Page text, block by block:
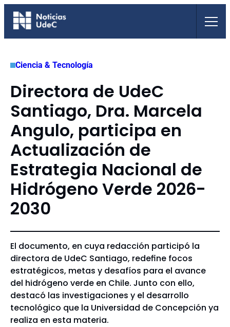
Saltar
Ciencia & Tecnología
Directora de UdeC
Santiago, Dra. Marcela
Angulo, participa en
Actualización de
Estrategia Nacional de
Hidrógeno Verde 2026-
2030
El documento, en cuya redacción participó la
directora de UdeC Santiago, redefine focos
estratégicos, metas y desafíos para el avance
del hidrógeno verde en Chile. Junto con ello,
destacó las investigaciones y el desarrollo
tecnológico que la Universidad de Concepción ya
realiza en esta materia.